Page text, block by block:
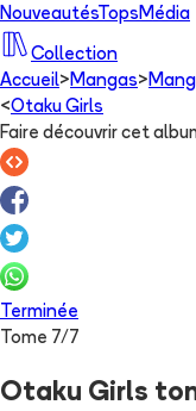
NouveautésTops Média
Collection
Accueil> Mangas>
<Otaku Girls
Faire découvrir cet
Terminée
Tome 7/ 7
Otaku Girls